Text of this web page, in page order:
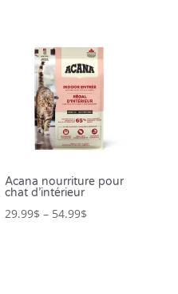
Acana nourriture pour
chat d’intérieur
29.99$ – 54.99$